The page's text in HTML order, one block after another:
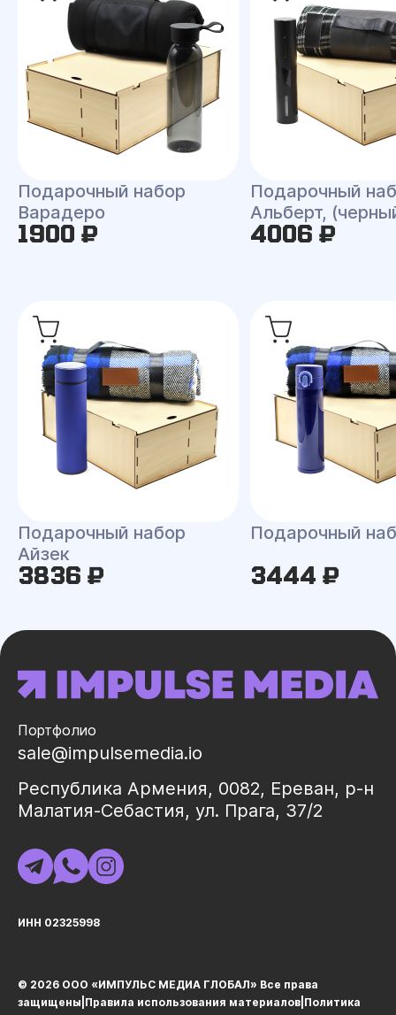
Подарочный набор
Варадеро
1900 ₽
Подарочный
Альберт,
4006 ₽
Подарочный набор
Айзек
3836 ₽
Подарочный
3444 ₽
Портфолио
sale@impulsemedia.io
Республика Армения, 0082, Ереван, р-н
Малатия-Себастия, ул. Прага, 37/2
ИНН 02325998
© 2026 ООО «ИМПУЛЬС МЕДИА ГЛОБАЛ» Все права
защищеныㅤ|ㅤ Правила использования материалов Политика